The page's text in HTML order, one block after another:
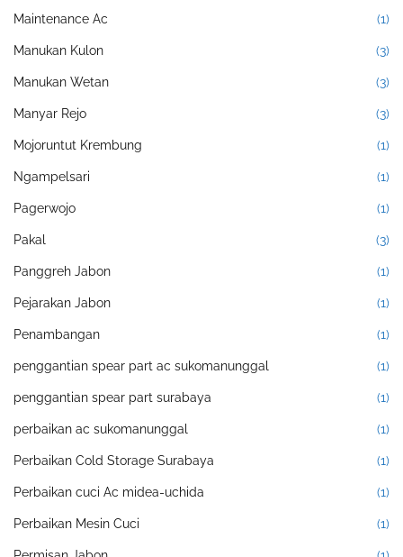
Maintenance Ac (1)
Manukan Kulon (3)
Manukan Wetan (3)
Manyar Rejo (3)
Mojoruntut Krembung (1)
Ngampelsari (1)
Pagerwojo (1)
Pakal (3)
Panggreh Jabon (1)
Pejarakan Jabon (1)
Penambangan (1)
penggantian spear part ac sukomanunggal (1)
penggantian spear part surabaya (1)
perbaikan ac sukomanunggal (1)
Perbaikan Cold Storage Surabaya (1)
Perbaikan cuci Ac midea-uchida (1)
Perbaikan Mesin Cuci (1)